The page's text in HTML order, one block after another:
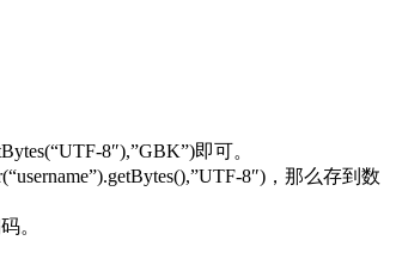
8″),”GBK”)即可。
8″)，那么存到数
。